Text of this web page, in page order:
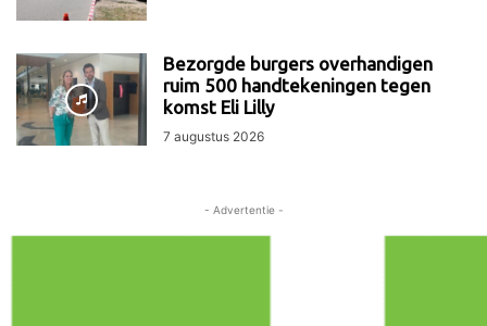
Bezorgde burgers overhandigen
ruim 500 handtekeningen tegen
komst Eli Lilly
7 augustus 2026
- Advertentie -